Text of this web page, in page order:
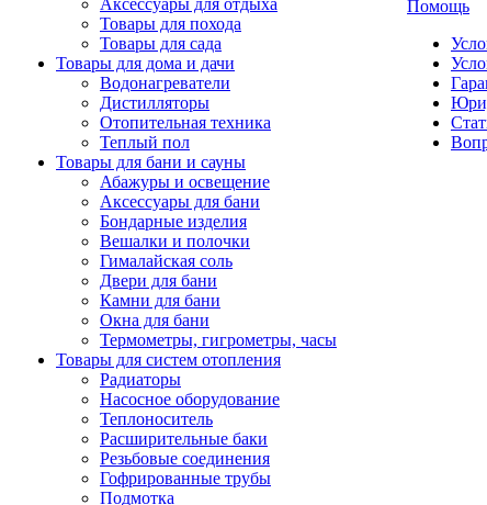
Аксессуары для отдыха
Товары для похода
Товары для сада
Товары для дома и дачи
Водонагреватели
Дистилляторы
Отопительная техника
Теплый пол
Товары для бани и сауны
Абажуры и освещение
Аксессуары для бани
Бондарные изделия
Вешалки и полочки
Гималайская соль
Двери для бани
Камни для бани
Окна для бани
Термометры, гигрометры, часы
Товары для систем отопления
Радиаторы
Насосное оборудование
Теплоноситель
Расширительные баки
Резьбовые соединения
Гофрированные трубы
Подмотка
Помощь